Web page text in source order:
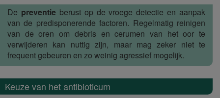
De preventieberust op de vroege detectie en aanpak
van de predisponerende factoren. Regelmatig reinigen
van de oren om debris en cerumen van het oor te
verwijderen kan nuttig zijn, maar mag zeker niet te
frequent gebeuren en zo weinig agressief mogelijk.
Keuze van het antibioticum